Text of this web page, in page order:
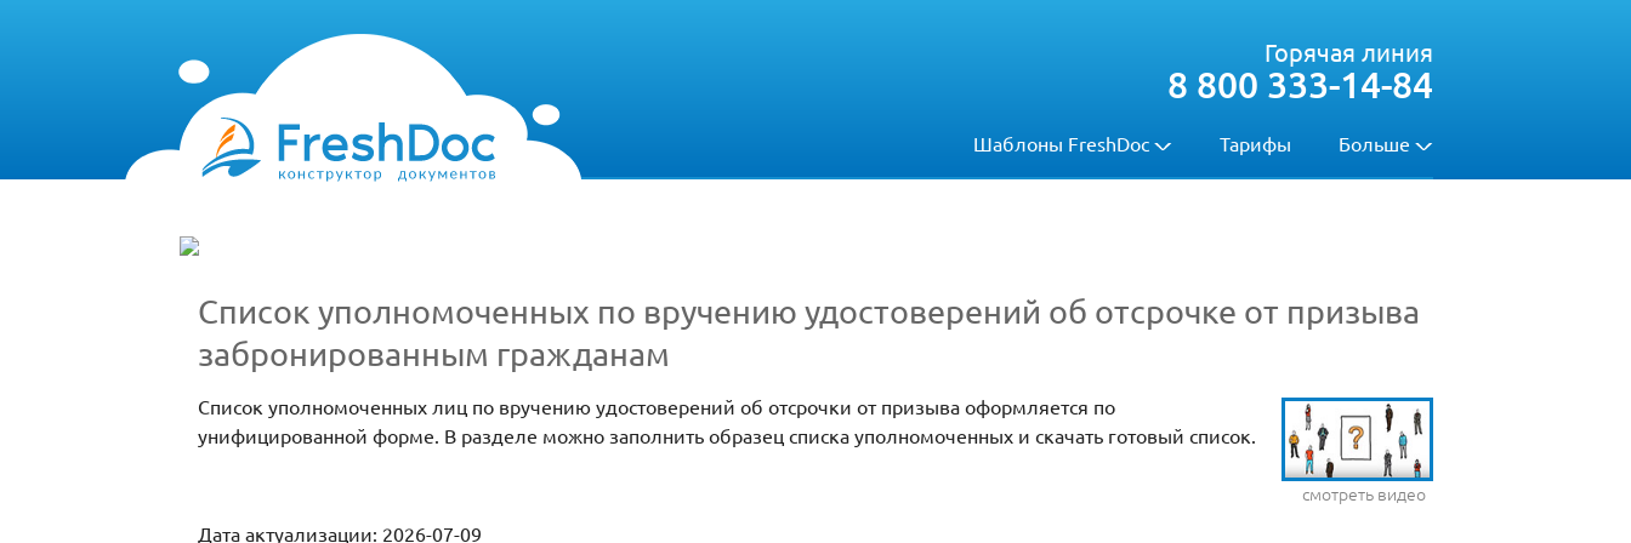
Шаблоны FreshDoc Тарифы Больше
Горячая линия
8 800 333-14-84
Список уполномоченных по вручению удостоверений об отсрочке от призыва
забронированным гражданам
смотреть видео
Список уполномоченных лиц по вручению удостоверений об отсрочки от призыва оформляется по
унифицированной форме. В разделе можно заполнить образец списка уполномоченных и скачать готовый список.
Дата актуализации: 2026-07-09